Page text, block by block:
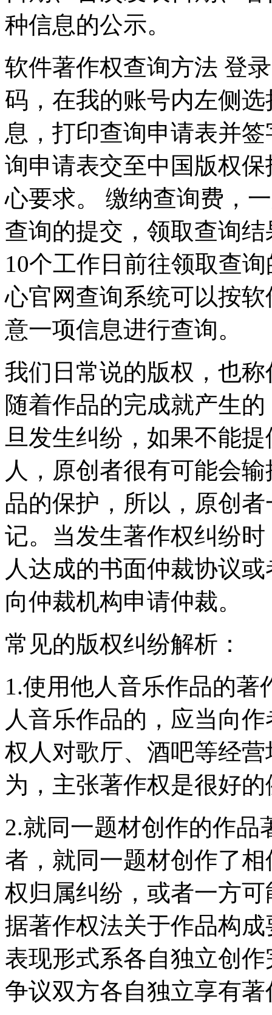
种信息的公示。
软件著作权查询方法 登
码，在我的账号内左侧
息，打印查询申请表并
询申请表交至中国版权
心要求。 缴纳查询费，
查询的提交，领取查询
10个工作日前往领取查
心官网查询系统可以按
意一项信息进行查询。
我们日常说的版权，也
随着作品的完成就产生
旦发生纠纷，如果不能
人，原创者很有可能会
品的保护，所以，原创
记。当发生著作权纠纷
人达成的书面仲裁协议
向仲裁机构申请仲裁。
常见的版权纠纷解析：
1.使用他人音乐作品的
人音乐作品的，应当向
权人对歌厅、酒吧等经
为，主张著作权是很好
2.就同一题材创作的作品
者，就同一题材创作了
权归属纠纷，或者一方
据著作权法关于作品构
表现形式系各自独立创
争议双方各自独立享有著